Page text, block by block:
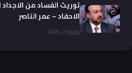
توريث الفساد من الاجداد
الاحفاد – عمر الناصر
يوليو 23, 2026